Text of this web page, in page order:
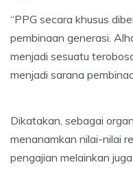
“PPG secara khusus
pembinaan generasi.
menjadi sesuatu
menjadi sarana
Dikatakan, sebagai
menanamkan nilai-nilai
pengajian melainkan